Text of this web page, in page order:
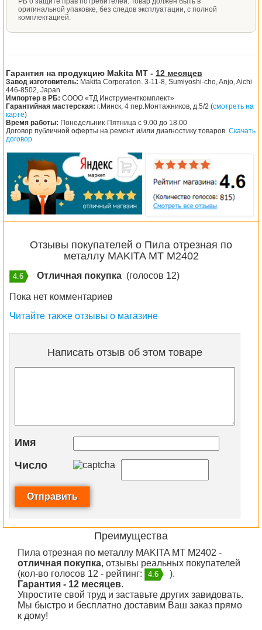
оригинальной упаковке, без следов эксплуатации, с полной
комплектацией.
Гарантия на продукцию Makita MT - 12 месяцев
Завод изготовитель: Makita Corporation. 3-11-8, Sumiyoshi-cho, Anjo, Aichi
446-8502, Japan
Импортер в РБ: СООО «ТД Инструменткомплект»
Гарантийная мастерская: г.Минск, 4 пер.Монтажников, д.5/2 (смотреть на
карте)
Время работы: Понедельник-Пятница с 9.00 до 18.00
Договор публичной оферты на ремонт и/или диагностику товаров. Скачать
договор
Отзывы покупателей о Пила отрезная по
металлу MAKITA MT M2402
4.6 Отличная покупка (голосов 12)
Пока нет комментариев
Читайте также отзывы о магазине
Написать отзыв об этом товаре
Имя
Число
Преимущества
Пила отрезная по металлу MAKITA MT M2402 -
отличная покупка, отзывы реальных покупателей
(кол-во голосов 12 - рейтинг:
4.6
).
Гарантия - 12 месяцев.
Упростите свой труд и заставьте других завидовать.
Мы быстро и бесплатно доставим Ваш заказ прямо
к дому!